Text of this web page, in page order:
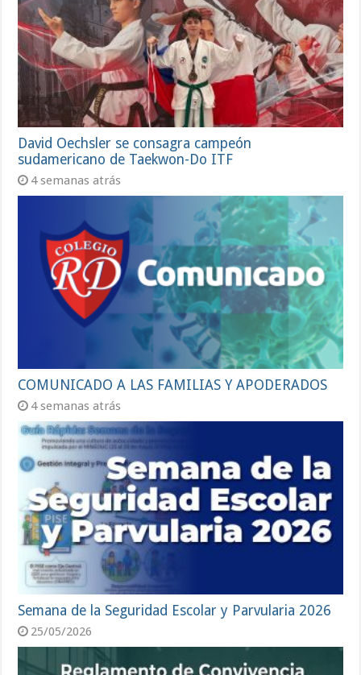
David Oechsler se consagra campeón
sudamericano de Taekwon-Do ITF
4 semanas atrás
COMUNICADO A LAS FAMILIAS Y APODERADOS
4 semanas atrás
Semana de la Seguridad Escolar y Parvularia 2026
25/05/2026